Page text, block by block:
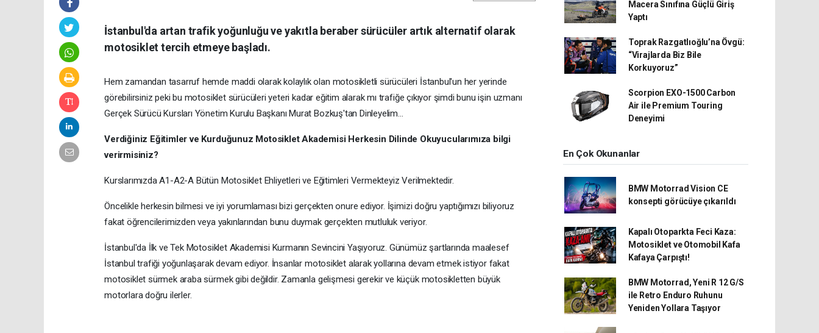
İstanbul'da artan trafik yoğunluğu ve yakıtla beraber sürücüler artık alternatif olarak
motosiklet tercih etmeye başladı.
Hem zamandan tasarruf hemde maddi olarak kolaylık olan motosikletli sürücüleri İstanbul'un her yerinde
görebilirsiniz peki bu motosiklet sürücüleri yeteri kadar eğitim alarak mı trafiğe çıkıyor şimdi bunu işin uzmanı
Gerçek Sürücü Kursları Yönetim Kurulu Başkanı Murat Bozkuş'tan Dinleyelim...
Verdiğiniz Eğitimler ve Kurduğunuz Motosiklet Akademisi Herkesin Dilinde Okuyucularımıza bilgi
verirmisiniz?
Kurslarımızda A1-A2-A Bütün Motosiklet Ehliyetleri ve Eğitimleri Vermekteyiz Verilmektedir.
Öncelikle herkesin bilmesi ve iyi yorumlaması bizi gerçekten onure ediyor. İşimizi doğru yaptığımızı biliyoruz
fakat öğrencilerimizden veya yakınlarından bunu duymak gerçekten mutluluk veriyor.
İstanbul'da İlk ve Tek Motosiklet Akademisi Kurmanın Sevincini Yaşıyoruz. Günümüz şartlarında maalesef
İstanbul trafiği yoğunlaşarak devam ediyor. İnsanlar motosiklet alarak yollarına devam etmek istiyor fakat
motosiklet sürmek araba sürmek gibi değildir. Zamanla gelişmesi gerekir ve küçük motosikletten büyük
motorlara doğru ilerler.
Macera Sınıfına Güçlü Giriş
Yaptı
Toprak Razgatlıoğlu’na Övgü:
“Virajlarda Biz Bile
Korkuyoruz”
Scorpion EXO-1500 Carbon
Air ile Premium Touring
Deneyimi
En Çok Okunanlar
BMW Motorrad Vision CE
konsepti görücüye çıkarıldı
Kapalı Otoparkta Feci Kaza:
Motosiklet ve Otomobil Kafa
Kafaya Çarpıştı!
BMW Motorrad, Yeni R 12 G/S
ile Retro Enduro Ruhunu
Yeniden Yollara Taşıyor